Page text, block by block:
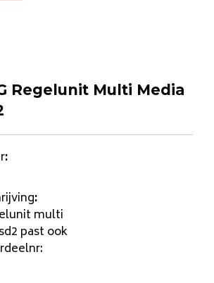
Regelunit Multi Media
:
:
multi
past ook